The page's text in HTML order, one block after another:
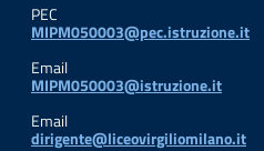
PEC
MIPM050003@pec.istruzione.it
Email
MIPM050003@istruzione.it
Email
dirigente@liceovirgiliomilano.it